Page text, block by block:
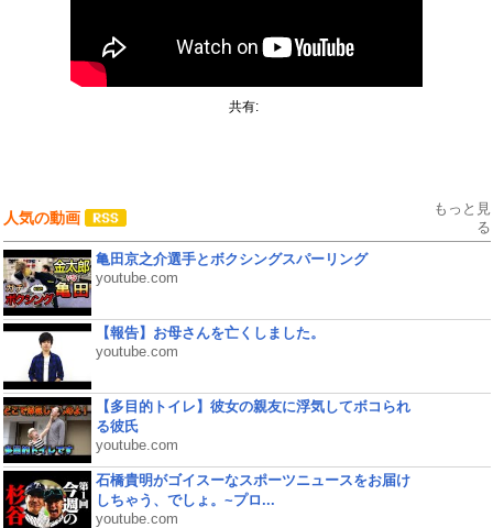
共有:
人気の動画
もっと見
る
亀田京之介選手とボクシングスパーリング
youtube.com
【報告】お母さんを亡くしました。
youtube.com
【多目的トイレ】彼女の親友に浮気してボコられ
る彼氏
youtube.com
石橋貴明がゴイスーなスポーツニュースをお届け
しちゃう、でしょ。~プロ...
youtube.com